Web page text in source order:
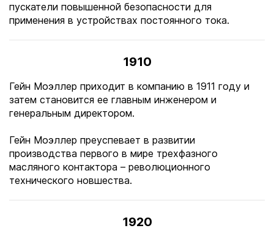
пускатели повышенной безопасности для
применения в устройствах постоянного тока.
1910
Гейн Моэллер приходит в компанию в 1911 году и
затем становится ее главным инженером и
генеральным директором.
Гейн Моэллер преуспевает в развитии
производства первого в мире трехфазного
масляного контактора – революционного
технического новшества.
1920